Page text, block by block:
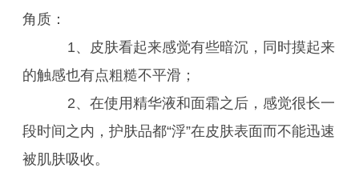
角质：
1、皮肤看起来感觉有些暗沉，同时摸起来
的触感也有点粗糙不平滑；
2、在使用精华液和面霜之后，感觉很长一
段时间之内，护肤品都“浮”在皮肤表面而不能迅速
被肌肤吸收。